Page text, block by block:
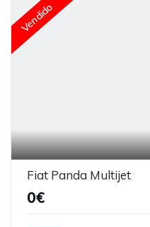
Vendido
Fiat Panda Multijet
0€